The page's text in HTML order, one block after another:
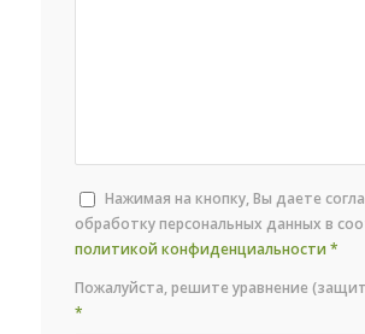
Нажимая на кнопку, Вы даете
обработку персональных данных в
политикой конфиденциальности *
Пожалуйста, решите уравнение
*